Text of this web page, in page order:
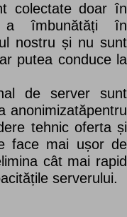
colectate doar în
a îmbunătăți în
nostru și nu sunt
putea conduce la
de server sunt
anonimizatăpentru
tehnic oferta și
face mai ușor de
cât mai rapid
serverului.